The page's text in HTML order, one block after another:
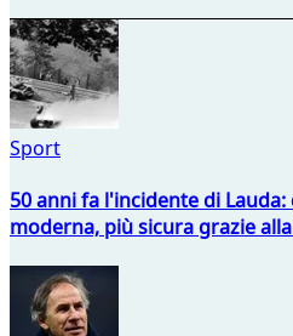
Sport
50 anni fa l'incidente di
moderna, più sicura grazie